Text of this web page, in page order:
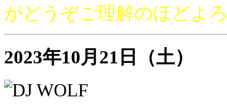
がどうぞご理解のほどよ
2023年10月21日（土）